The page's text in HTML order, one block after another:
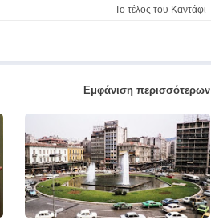
Το τέλος του Καντάφι
Εμφάνιση περισσότερων